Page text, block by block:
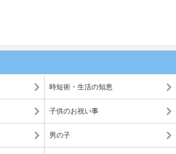
時短術・生活の知恵
子供のお祝い事
男の子